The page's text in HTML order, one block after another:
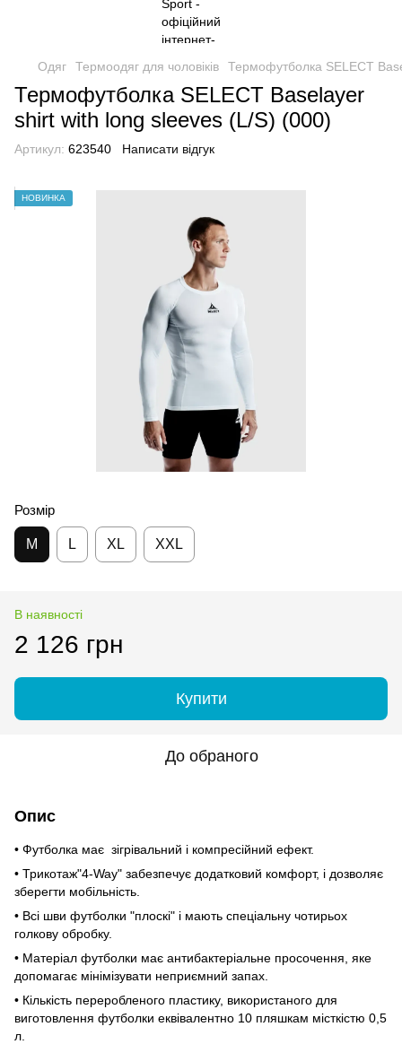
Одяг Термоодяг для чоловіків Термофутболка SELECT
Термофутболка SELECT Baselayer
shirt with long sleeves (L/S) (000)
Артикул: 623540 Написати відгук
НОВИНКА
Розмір
M L XL XXL
В наявності
2 126 грн
Купити
До обраного
Опис
• Футболка має зігрівальний і компресійний ефект.
• Трикотаж"4-Way" забезпечує додатковий комфорт, і дозволяє
зберегти мобільність.
• Всі шви футболки "плоскі" і мають спеціальну чотирьох
голкову обробку.
• Матеріал футболки має антибактеріальне просочення, яке
допомагає мінімізувати неприємний запах.
• Кількість переробленого пластику, використаного для
виготовлення футболки еквівалентно 10 пляшкам місткістю 0,5
л.